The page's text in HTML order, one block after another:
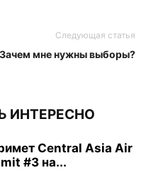
Следующая статья
Зачем мне нужны выборы?
ИНТЕРЕСНО
Central Asia Air
#3 на...